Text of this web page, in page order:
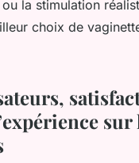
la stimulation
choix de
sur